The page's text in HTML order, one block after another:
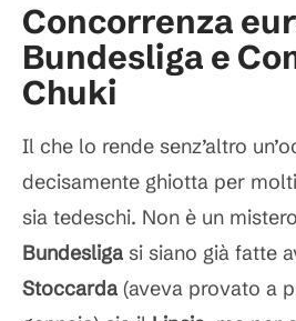
Concorrenza
Bundesliga e
Chuki
Il che lo rende senz’altro
decisamente ghiotta per
sia tedeschi. Non è un
Bundesliga si siano già fatte
Stoccarda (aveva provato a